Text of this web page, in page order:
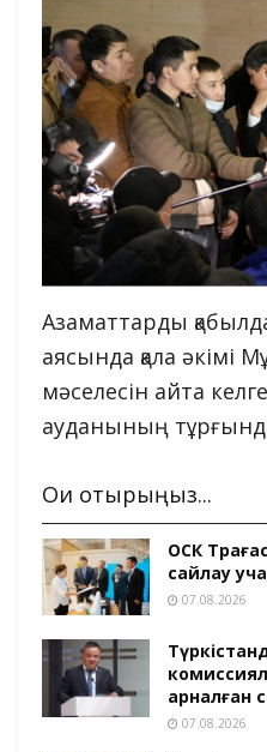
Азаматтарды
аясында қала әкімі
мәселесін айта
ауданының
Оқи отырыңыз...
ОСК
сайлау
07.08.2026
арналған
07.08.2026